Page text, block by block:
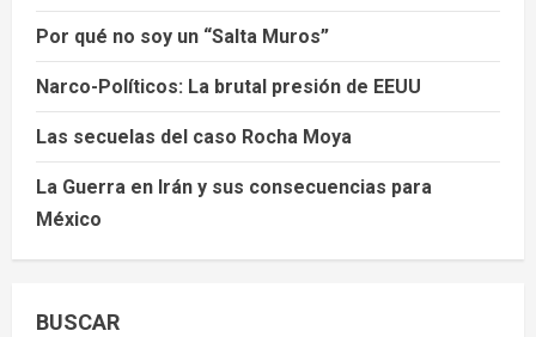
Por qué no soy un “Salta Muros”
Narco-Políticos: La brutal presión de EEUU
Las secuelas del caso Rocha Moya
La Guerra en Irán y sus consecuencias para
México
BUSCAR